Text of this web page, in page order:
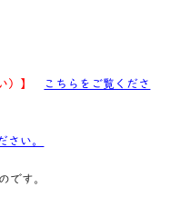
）】
こちらをご覧くださ
さい。
です。